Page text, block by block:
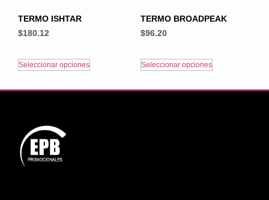
TERMO ISHTAR
$180.12
Seleccionar opciones
TERMO BROADPEAK
$96.20
Seleccionar opciones